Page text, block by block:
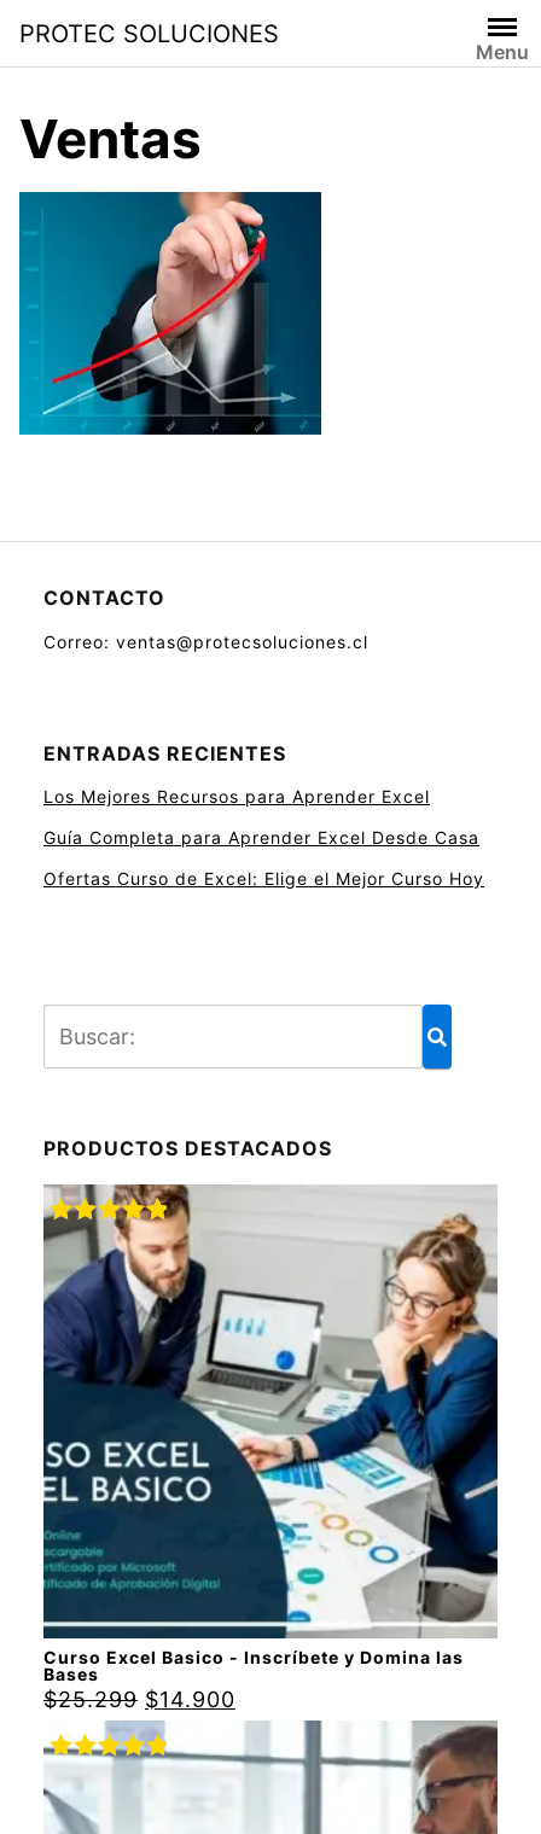
PROTEC SOLUCIONES
Menu
Ventas
CONTACTO
Correo: ventas@protecsoluciones.cl
ENTRADAS RECIENTES
Los Mejores Recursos para Aprender Excel
Guía Completa para Aprender Excel Desde Casa
Ofertas Curso de Excel: Elige el Mejor Curso Hoy
PRODUCTOS DESTACADOS
Curso Excel Basico - Inscríbete y Domina las
Bases
Valorado
con5.00de
5
$25.299 $14.900
con
5